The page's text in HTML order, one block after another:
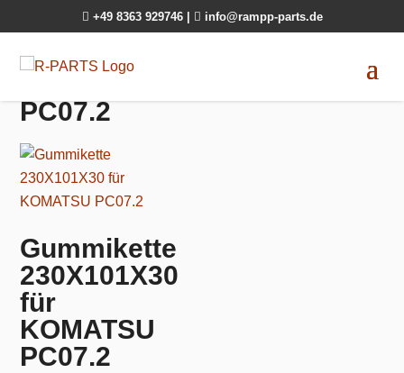
 +49 8363 929746  info@rampp-parts.de
PC07.2
Gummikette
230X101X30
für
KOMATSU
PC07.2